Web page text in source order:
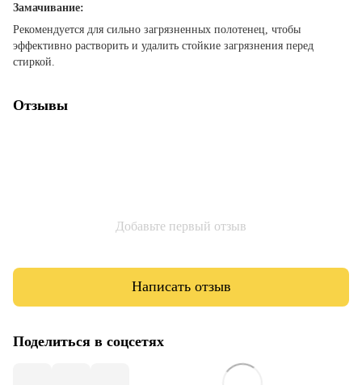
Замачивание:
Рекомендуется для сильно загрязненных полотенец, чтобы
эффективно растворить и удалить стойкие загрязнения перед
стиркой.
Отзывы
Добавьте первый отзыв
Написать отзыв
Поделиться в соцсетях